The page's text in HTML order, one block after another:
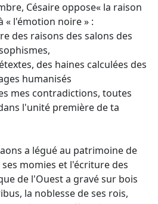
Césaire oppose« la raison
« l'émotion noire » :
des raisons des salons des
des haines calculées des
humanisés
mes contradictions, toutes
l'unité première de ta
»
a légué au patrimoine de
momies et l'écriture des
de l'Ouest a gravé sur bois
la noblesse de ses rois,